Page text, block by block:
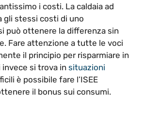
i costi. La caldaia ad
gli stessi costi di uno
può ottenere la differenza sin
Fare attenzione a tutte le voci
il principio per risparmiare in
si trova in situazioni
è possibile fare l’ISEE
il bonus sui consumi.